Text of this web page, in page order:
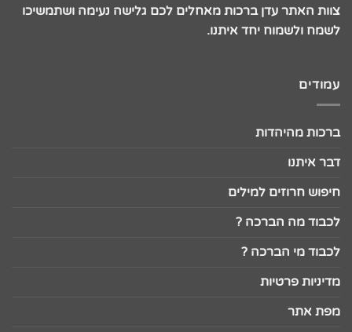
צוות האתר עדן ברכות מאחלים לכם גלישה נעימה ושתמשיכו
לשמח ולשמוח יחד איתנו.
עמודים
ברכות מהיהדות
דבר איתנו
חיפוש חרוזים למילים
לכבוד מה הברכה ?
לכבוד מי הברכה ?
מדיניות פרטיות
מפת אתר